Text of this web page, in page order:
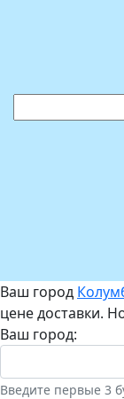
Ваш город
цене доставки.
Ваш город:
Введите первые 3